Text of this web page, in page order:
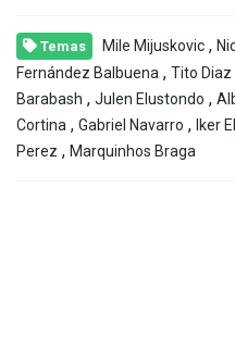
Temas Mile Mijuskovic ,
Fernández Balbuena , Tito Diaz
Barabash , Julen Elustondo ,
Cortina , Gabriel Navarro , Iker
Perez , Marquinhos Braga